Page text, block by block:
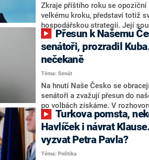
Zkraje příštího roku se
velkému kroku, představí totiž
hospodářskou strategii. Její
stárnutí populace, řekl ve
nový předseda lidovců Jan
senátních volbách kandiduje ve
aktivitu opozice, o níž vládní
komentátoři mluví jako o slabé a
úmorná práce upozorňovat na
námi navíc nechodí do debat.
svoje témata,“ odpověděl
NEWS.
senátoři, prozradil
nečekaně
Téma: Senát
Na hnutí Naše Česko se
senátoři a zvažují přesun do
po volbách získáme. V
NEWS to řekl zakladatel hnutí a
Martin Kuba. Konkrétní nebyl,
například senátora Zdeňka
součástí klubu ODS a TOP 09.
redakce nevyloučil. Předseda
Havlíček i návrat
vyzvat Petra Pavla?
Téma: Politika